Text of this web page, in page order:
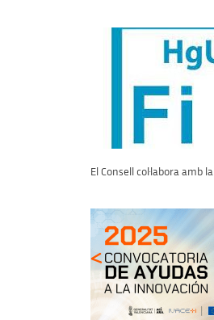
El Consell col·labora amb